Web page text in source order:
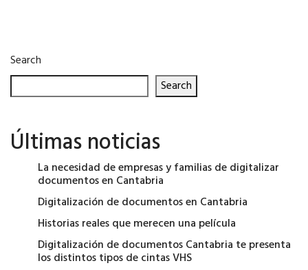
Search
Search
Últimas noticias
La necesidad de empresas y familias de digitalizar
documentos en Cantabria
Digitalización de documentos en Cantabria
Historias reales que merecen una película
Digitalización de documentos Cantabria te presenta
los distintos tipos de cintas VHS